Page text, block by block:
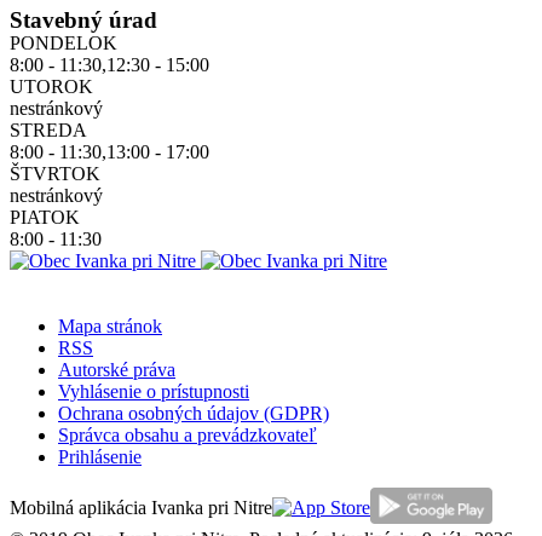
Stavebný úrad
PONDELOK
8:00 - 11:30,12:30 - 15:00
UTOROK
nestránkový
STREDA
8:00 - 11:30,13:00 - 17:00
ŠTVRTOK
nestránkový
PIATOK
8:00 - 11:30
Mapa stránok
RSS
Autorské práva
Vyhlásenie o prístupnosti
Ochrana osobných údajov (GDPR)
Správca obsahu a prevádzkovateľ
Prihlásenie
Mobilná aplikácia Ivanka pri Nitre